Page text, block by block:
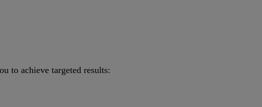
to achieve targeted results: